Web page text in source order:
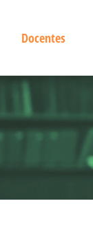
Docentes